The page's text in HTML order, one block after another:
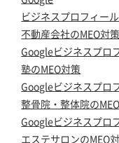
ビジネスプロフィー
不動産会社のMEO対策
Googleビジネスプロ
塾のMEO対策
Googleビジネスプロ
整骨院・整体院の
Googleビジネスプロ
エステサロンのMEO